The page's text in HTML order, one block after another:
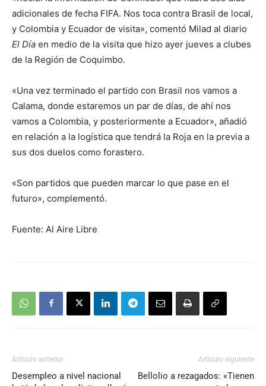
adicionales de fecha FIFA. Nos toca contra Brasil de local,
y Colombia y Ecuador de visita», comentó Milad al diario
El Día en medio de la visita que hizo ayer jueves a clubes
de la Región de Coquimbo.
«Una vez terminado el partido con Brasil nos vamos a
Calama, donde estaremos un par de días, de ahí nos
vamos a Colombia, y posteriormente a Ecuador», añadió
en relación a la logística que tendrá la Roja en la previa a
sus dos duelos como forastero.
«Son partidos que pueden marcar lo que pase en el
futuro», complementó.
Fuente: Al Aire Libre
Artículo anterior
Desempleo a nivel nacional
Artículo siguiente
Bellolio a rezagados: «Tienen